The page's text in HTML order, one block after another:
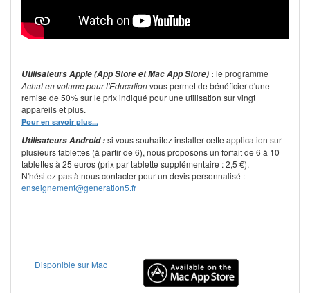
Utilisateurs Apple (App Store et Mac App Store) : le programme
Achat en volume pour l'Educationvous permet de bénéficier d'une
remise de 50% sur le prix indiqué pour une utilisation sur vingt
appareils et plus.
Pour en savoir plus...
Utilisateurs Android :si vous souhaitez installer cette application sur
plusieurs tablettes (à partir de 6), nous proposons un forfait de 6 à 10
tablettes à 25 euros (prix par tablette supplémentaire : 2,5 €).
N'hésitez pas à nous contacter pour un devis personnalisé :
enseignement@generation5.fr
Disponible sur Mac